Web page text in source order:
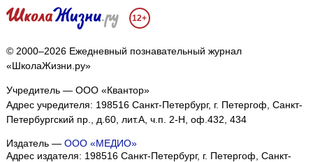
12+
© 2000–2026 Ежедневный познавательный журнал
«ШколаЖизни.ру»
Учредитель — ООО «Квантор»
Адрес учредителя: 198516 Санкт-Петербург, г. Петергоф, Санкт-
Петербургский пр., д.60, лит.А, ч.п. 2-Н, оф.432, 434
Издатель — ООО «МЕДИО»
Адрес издателя: 198516 Санкт-Петербург, г. Петергоф, Санкт-